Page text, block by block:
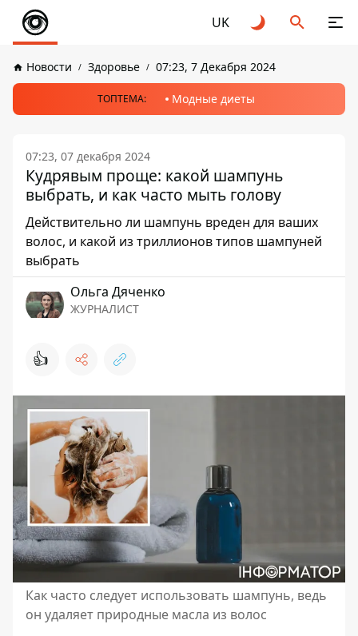
UK
Новости Здоровье 07:23, 7 Декабря 2024
ТОПТЕМА: Модные диеты
07:23, 07 декабря 2024
Кудрявым проще: какой шампунь
выбрать, и как часто мыть голову
Действительно ли шампунь вреден для ваших
волос, и какой из триллионов типов шампуней
выбрать
Ольга Дяченко
ЖУРНАЛИСТ
👍
Как часто следует использовать шампунь, ведь
он удаляет природные масла из волос